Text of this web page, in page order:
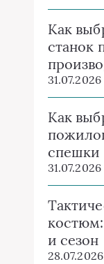
Как
станок
31.07.2026
Как
спешки
31.07.2026
и сезон
28.07.2026